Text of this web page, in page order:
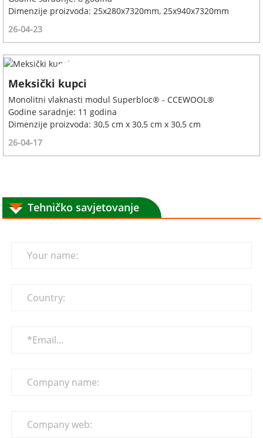
Dimenzije proizvoda: 25x280x7320mm, 25x940x7320mm
26-04-23
Meksički kupci
Monolitni vlaknasti modul Superbloc® - CCEWOOL®
Godine saradnje: 11 godina
Dimenzije proizvoda: 30,5 cm x 30,5 cm x 30,5 cm
26-04-17
Tehničko savjetovanje